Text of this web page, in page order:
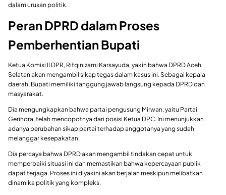
dalam urusan politik.
Peran DPRD dalam Proses
Pemberhentian Bupati
Ketua Komisi II DPR, Rifqinizami Karsayuda, yakin bahwa DPRD Aceh
Selatan akan mengambil sikap tegas dalam kasus ini. Sebagai kepala
daerah, Bupati memiliki tanggung jawab langsung kepada DPRD dan
masyarakat.
Dia mengungkapkan bahwa partai pengusung Mirwan, yaitu Partai
Gerindra, telah mencopotnya dari posisi Ketua DPC. Ini menunjukkan
adanya perubahan sikap partai terhadap anggotanya yang sudah
melanggar kesepakatan.
Dia percaya bahwa DPRD akan mengambil tindakan cepat untuk
memperbaiki situasi ini dan memastikan bahwa kepercayaan publik
dapat terjaga. Proses ini diyakini akan berjalan meskipun melibatkan
dinamika politik yang kompleks.